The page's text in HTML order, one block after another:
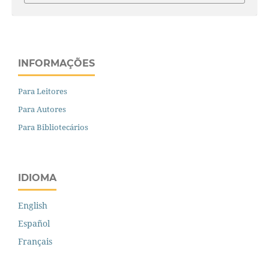
INFORMAÇÕES
Para Leitores
Para Autores
Para Bibliotecários
IDIOMA
English
Español
Français